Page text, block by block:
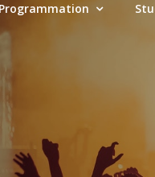
Programmation